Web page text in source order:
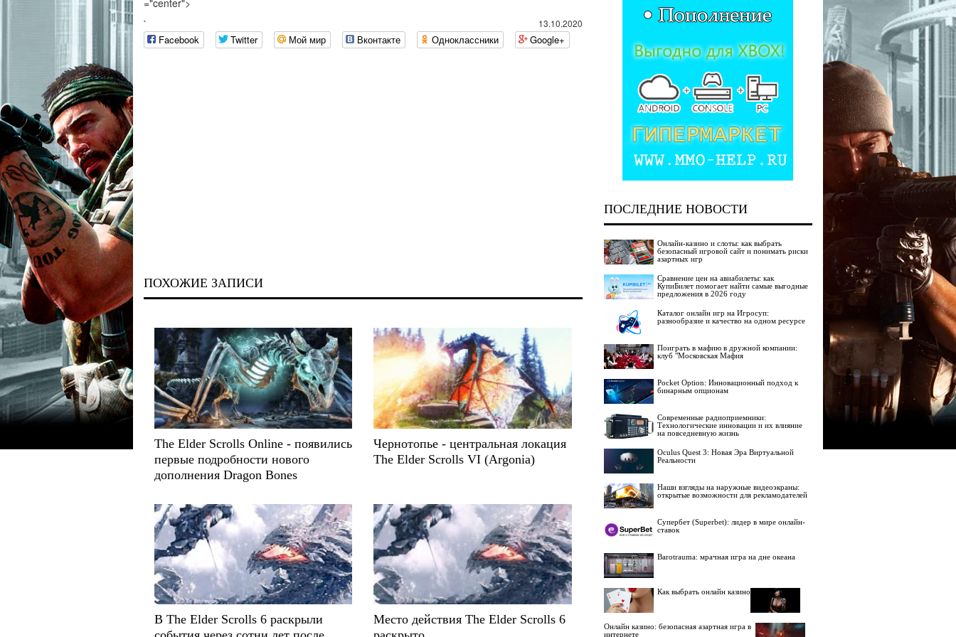
="center">
13.10.2020
`
Facebook Twitter Мой мир Вконтакте Одноклассники Google+
ПОХОЖИЕ ЗАПИСИ
The Elder Scrolls Online - появились
первые подробности нового
дополнения Dragon Bones
Чернотопье - центральная локация
The Elder Scrolls VI (Argonia)
В The Elder Scrolls 6 раскрыли
Место действия The Elder Scrolls 6
ПОСЛЕДНИЕ НОВОСТИ
Онлайн-казино и слоты: как выбрать
безопасный игровой сайт и понимать риски
азартных игр
Сравнение цен на авиабилеты: как
КупиБилет помогает найти самые выгодные
предложения в 2026 году
Каталог онлайн игр на Игросуп:
разнообразие и качество на одном ресурсе
Поиграть в мафию в дружной компании:
клуб "Московская Мафия
Pocket Option: Инновационный подход к
бинарным опционам
Современные радиоприемники:
Технологические инновации и их влияние
на повседневную жизнь
Oculus Quest 3: Новая Эра Виртуальной
Реальности
Наши взгляды на наружные видеоэкраны:
открытые возможности для рекламодателей
Супербет (Superbet): лидер в мире онлайн-
ставок
Barotrauma: мрачная игра на дне океана
Как выбрать онлайн казино
Онлайн казино: безопасная азартная игра в
интернете